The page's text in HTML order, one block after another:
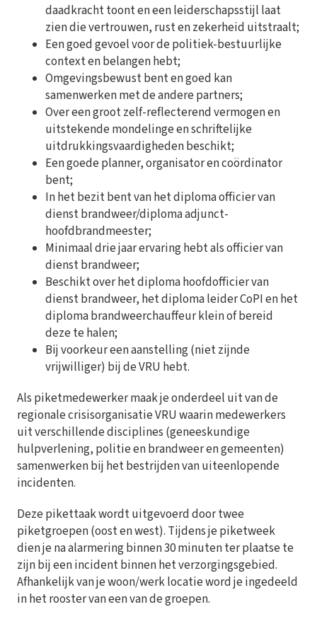
daadkracht toont en een leiderschapsstijl laat
zien die vertrouwen, rust en zekerheid uitstraalt;
Een goed gevoel voor de politiek-bestuurlijke
context en belangen hebt;
Omgevingsbewust bent en goed kan
samenwerken met de andere partners;
Over een groot zelf-reflecterend vermogen en
uitstekende mondelinge en schriftelijke
uitdrukkingsvaardigheden beschikt;
Een goede planner, organisator en coördinator
bent;
In het bezit bent van het diploma officier van
dienst brandweer/diploma adjunct-
hoofdbrandmeester;
Minimaal drie jaar ervaring hebt als officier van
dienst brandweer;
Beschikt over het diploma hoofdofficier van
dienst brandweer, het diploma leider CoPI en het
diploma brandweerchauffeur klein of bereid
deze te halen;
Bij voorkeur een aanstelling (niet zijnde
vrijwilliger) bij de VRU hebt.
Als piketmedewerker maak je onderdeel uit van de
regionale crisisorganisatie VRU waarin medewerkers
uit verschillende disciplines (geneeskundige
hulpverlening, politie en brandweer en gemeenten)
samenwerken bij het bestrijden van uiteenlopende
incidenten.
Deze pikettaak wordt uitgevoerd door twee
piketgroepen (oost en west). Tijdens je piketweek
dien je na alarmering binnen 30 minuten ter plaatse te
zijn bij een incident binnen het verzorgingsgebied.
Afhankelijk van je woon/werk locatie word je ingedeeld
in het rooster van een van de groepen.